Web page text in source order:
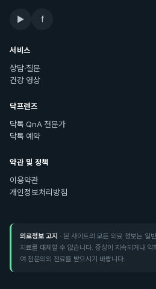
▶ f
서비스
상담·질문
건강 영상
닥프렌즈
닥톡 QnA 전문가
닥톡 예약
약관 및 정책
이용약관
개인정보처리방침
의료정보 고지 · 본 사이트의 모든 의료 정보는 일
치료를 대체할 수 없습니다. 증상이 지속되거나
여 전문의의 진료를 받으시기 바랍니다.